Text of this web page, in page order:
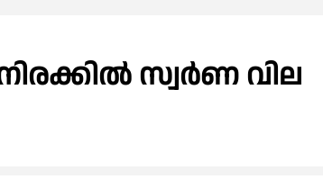
സ്വർണ വില